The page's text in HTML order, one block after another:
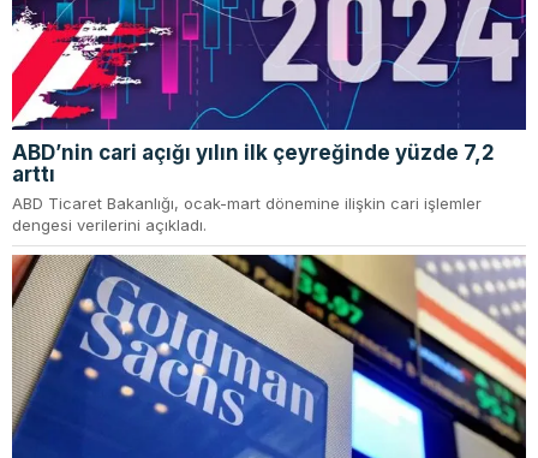
ABD’nin cari açığı yılın ilk çeyreğinde yüzde 7,2
arttı
ABD Ticaret Bakanlığı, ocak-mart dönemine ilişkin cari işlemler
dengesi verilerini açıkladı.